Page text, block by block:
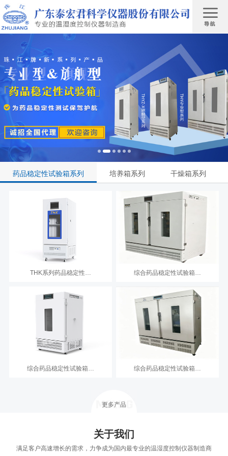
药品稳定性试验箱系列 培养箱系列 干燥箱系列
THK系列药品稳定性… 综合药品稳定性试验箱…
综合药品稳定性试验箱… 综合药品稳定性试验箱…
更多产品
关于我们
满足客户高速增长的需求，力争成为国内最专业的温湿度控制仪器制造商